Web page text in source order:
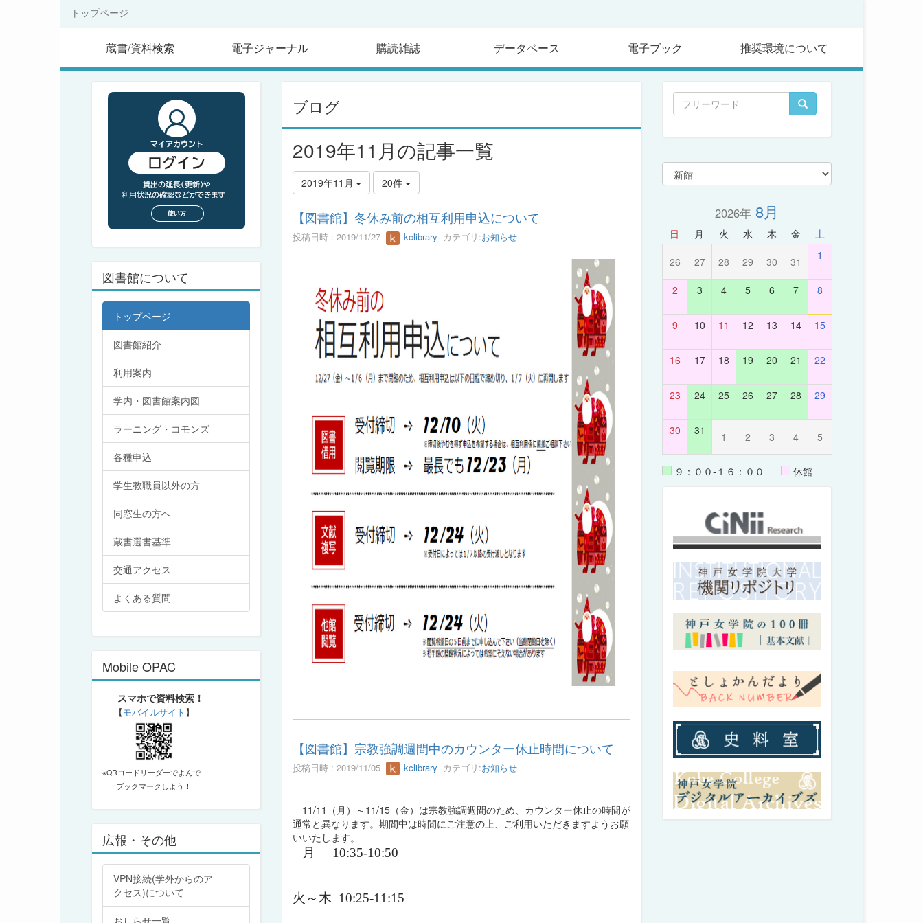
トップページ
蔵書/資料検索 電子ジャーナル 購読雑誌 データベース 電子ブック 推奨環境について
ブログ
2019年11月の記事一覧
2019年11月 20件
【図書館】冬休み前の相互利用申込について
投稿日時 : 2019/11/27 kclibrary カテゴリ:お知らせ
【図書館】宗教強調週間中のカウンター休止時間について
投稿日時 : 2019/11/05 kclibrary カテゴリ:お知らせ
11/11（月）～11/15（金）は宗教強調週間のため、カウンター休止の時間が
通常と異なります。期間中は時間にご注意の上、ご利用いただきますようお願
いいたします。
月 10:35-10:50
火～木 10:25-11:15
図書館について
トップページ
図書館紹介
利用案内
学内・図書館案内図
ラーニング・コモンズ
各種申込
学生教職員以外の方
同窓生の方へ
蔵書選書基準
交通アクセス
よくある質問
Mobile OPAC
スマホで資料検索！
【モバイルサイト 】
※QRコードリーダーでよんで
ブックマークしよう！
広報・その他
VPN接続(学外からのア
クセス)について
おしらせ一覧
2026年 8月
日 月 火 水 木 金 土
26 27 28 29 30 31 1
2 3 4 5 6 7 8
9 10 11 12 13 14 15
16 17 18 19 20 21 22
23 24 25 26 27 28 29
30 31 1 2 3 4 5
９：００-１６：００ 休館